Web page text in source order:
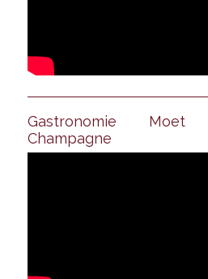
Gastronomie Moet
Champagne